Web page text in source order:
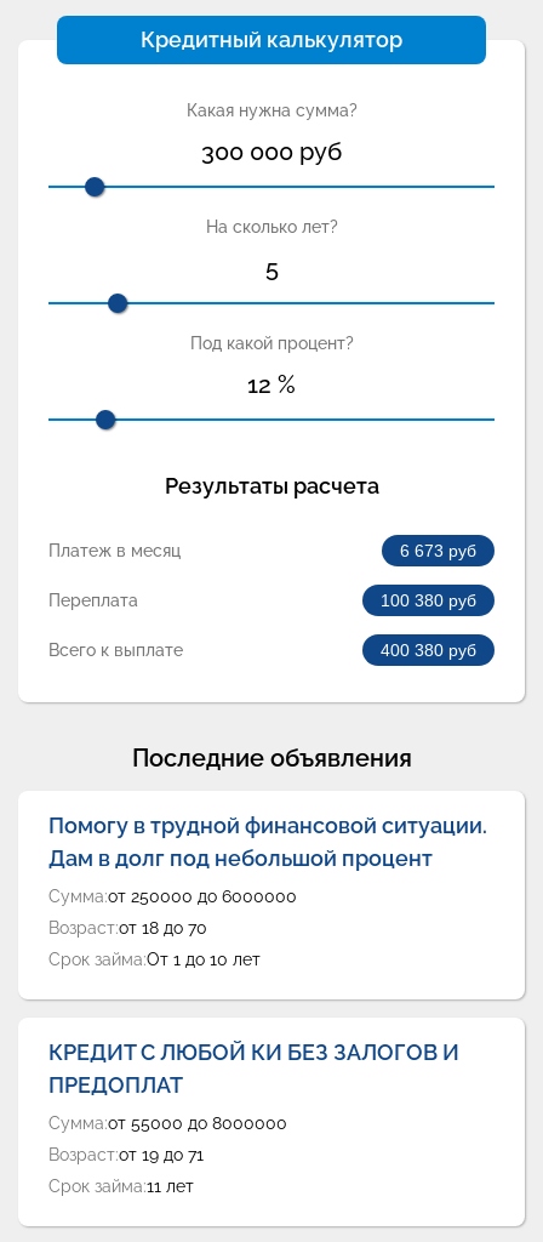
Кредитный калькулятор
Какая нужна сумма?
300 000 руб
На сколько лет?
5
Под какой процент?
12 %
Результаты расчета
Платеж в месяц 6 673 руб
Переплата 100 380 руб
Всего к выплате 400 380 руб
Последние объявления
Помогу в трудной финансовой ситуации.
Дам в долг под небольшой процент
Сумма:от 250000 до 6000000
Возраст:от 18 до 70
Срок займа:От 1 до 10 лет
КРЕДИТ С ЛЮБОЙ КИ БЕЗ ЗАЛОГОВ И
ПРЕДОПЛАТ
Сумма:от 55000 до 8000000
Возраст:от 19 до 71
Срок займа:11 лет